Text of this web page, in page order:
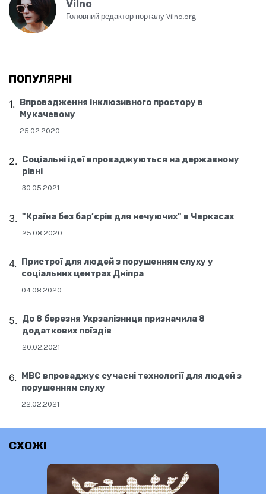
Vilno
Головний редактор порталу Vilno.org
ПОПУЛЯРНІ
Впровадження інклюзивного простору в
Мукачевому
25.02.2020
Соціальні ідеї впроваджуються на державному
рівні
30.05.2021
"Країна без бар’єрів для нечуючих" в Черкасах
25.08.2020
Пристрої для людей з порушенням слуху у
соціальних центрах Дніпра
04.08.2020
До 8 березня Укрзалізниця призначила 8
додаткових поїздів
20.02.2021
МВС впроваджує сучасні технології для людей з
порушенням слуху
22.02.2021
СХОЖІ